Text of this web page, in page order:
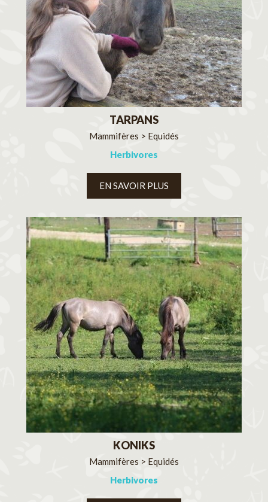
TARPANS
Mammifères > Equidés
Herbivores
EN SAVOIR PLUS
KONIKS
Mammifères > Equidés
Herbivores